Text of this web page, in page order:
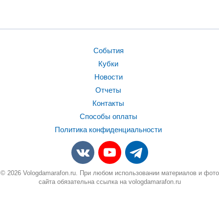
События
Кубки
Новости
Отчеты
Контакты
Способы оплаты
Политика конфиденциальности
© 2026 Vologdamarafon.ru. При любом использовании материалов и фото
сайта обязательна ссылка на vologdamarafon.ru